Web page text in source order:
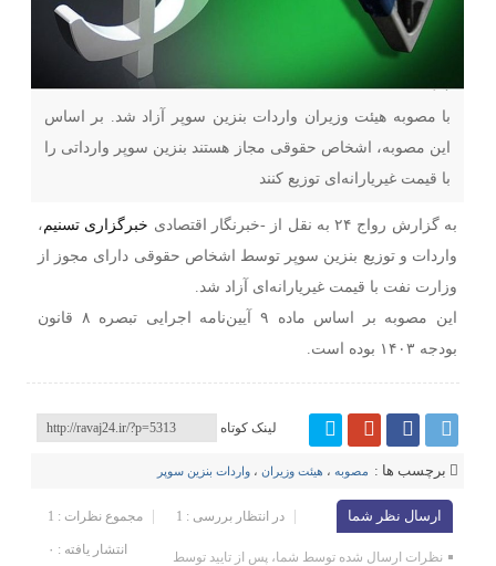
با مصوبه هیئت وزیران واردات بنزین سوپر آزاد شد. بر اساس
این مصوبه، اشخاص حقوقی مجاز هستند بنزین سوپر وارداتی را
با قیمت غیریارانه‌ای توزیع کنند
به گزارش رواج ۲۴ به نقل از -خبرنگار اقتصادی خبرگزاری تسنیم،
واردات و توزیع بنزین سوپر توسط اشخاص حقوقی دارای مجوز از
وزارت نفت با قیمت غیریارانه‌ای آزاد شد.
این مصوبه بر اساس ماده ۹ آیین‌نامه اجرایی تبصره ۸ قانون
بودجه ۱۴۰۳ بوده است.
لینک کوتاه
برچسب ها : مصوبه ، هیئت وزیران ،واردات بنزین سوپر
ارسال نظر شما مجموع نظرات : 1 در انتظار بررسی : 1
انتشار یافته : ۰
نظرات ارسال شده توسط شما، پس از تایید توسط